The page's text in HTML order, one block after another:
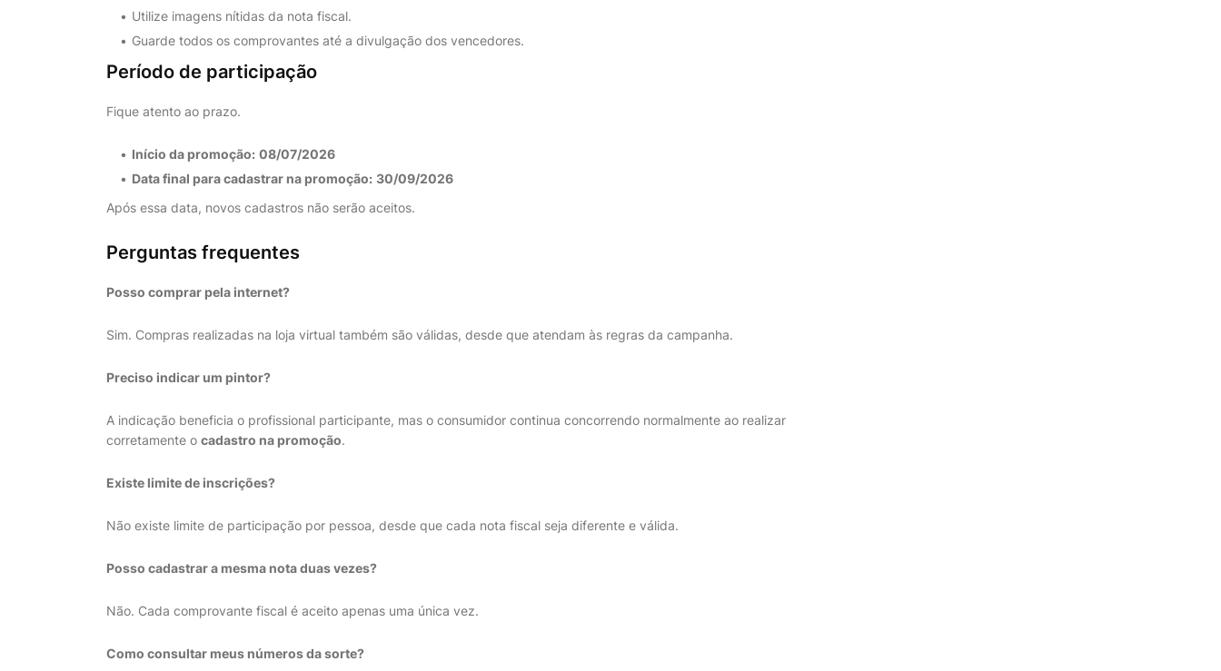
Utilize imagens nítidas da nota fiscal.
Guarde todos os comprovantes até a divulgação dos vencedores.
Período de participação
Fique atento ao prazo.
Início da promoção: 08/07/2026
Data final para cadastrar na promoção: 30/09/2026
Após essa data, novos cadastros não serão aceitos.
Perguntas frequentes
Posso comprar pela internet?
Sim. Compras realizadas na loja virtual também são válidas, desde que atendam às regras da campanha.
Preciso indicar um pintor?
A indicação beneficia o profissional participante, mas o consumidor continua concorrendo normalmente ao realizar
corretamente o cadastro na promoção.
Existe limite de inscrições?
Não existe limite de participação por pessoa, desde que cada nota fiscal seja diferente e válida.
Posso cadastrar a mesma nota duas vezes?
Não. Cada comprovante fiscal é aceito apenas uma única vez.
Como consultar meus números da sorte?